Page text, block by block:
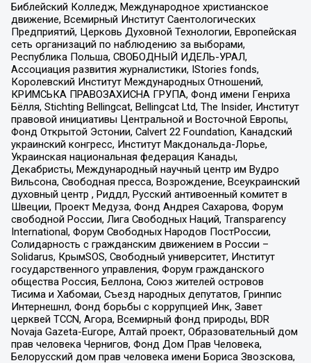
Библейский Колледж, Международное христианское
движение, Всемирный Институт Саентологических
Предприятий, Церковь Духовной Технологии, Европейская
сеть организаций по наблюдению за выборами,
Республика Польша, СВОБОДНЫЙ ИДЕЛЬ-УРАЛ,
Ассоциация развития журналистики, IStories fonds,
Королевский Институт Международных Отношений,
КРИМСЬКА ПРАВОЗАХИСНА ГРУПА, Фонд имени Генриха
Бёлля, Stichting Bellingcat, Bellingcat Ltd, The Insider, Институт
правовой инициативы Центральной и Восточной Европы,
Фонд Открытой Эстонии, Calvert 22 Foundation, Канадский
украинский конгресс, Институт Макдональда-Лорье,
Украинская национальная федерация Канады,
Декабристы, Международный научный центр им Вудро
Вильсона, Свободная пресса, Возрождение, Всеукраинский
духовный центр , Риддл, Русский антивоенный комитет в
Швеции, Проект Медуза, Фонд Андрея Сахарова, Форум
свободной России, Лига Свободных Наций, Transparеncy
International, Форум Свободных Народов ПостРоссии,
Солидарность с гражданским движением в России –
Solidarus, КрымSOS, Свободный университет, Институт
государственного управления, Форум гражданского
общества Россия, Беллона, Союз жителей островов
Тисима и Хабомаи, Съезд народных депутатов, Гринпис
Интернешнл, Фонд борьбы с коррупцией Инк, Завет
церквей TCCN, Агора, Всемирный фонд природы, BDR
Novaja Gazeta-Europe, Алтай проект, Образовательный дом
прав человека Чернигов, Фонд Дом Прав Человека,
Белорусский дом прав человека имени Бориса Звозскова,